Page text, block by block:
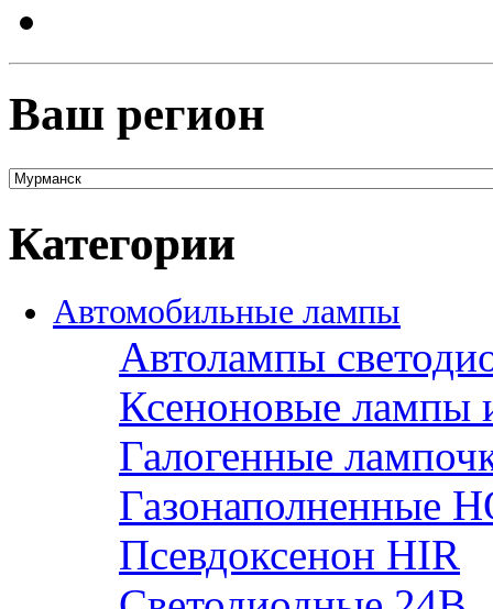
Ваш регион
Категории
Автомобильные лампы
Автолампы
Ксеноновые лампы
Галогенные
Газонаполненные
Псевдоксенон HIR